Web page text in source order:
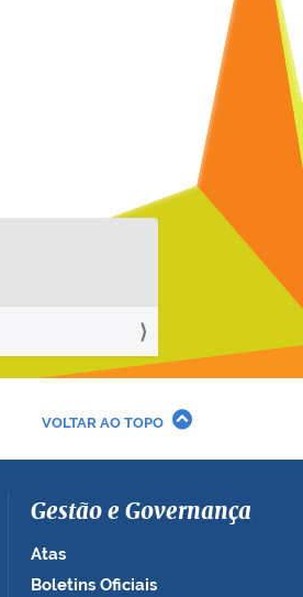
VOLTAR AO TOPO
Gestão e Governança
Atas
Boletins Oficiais